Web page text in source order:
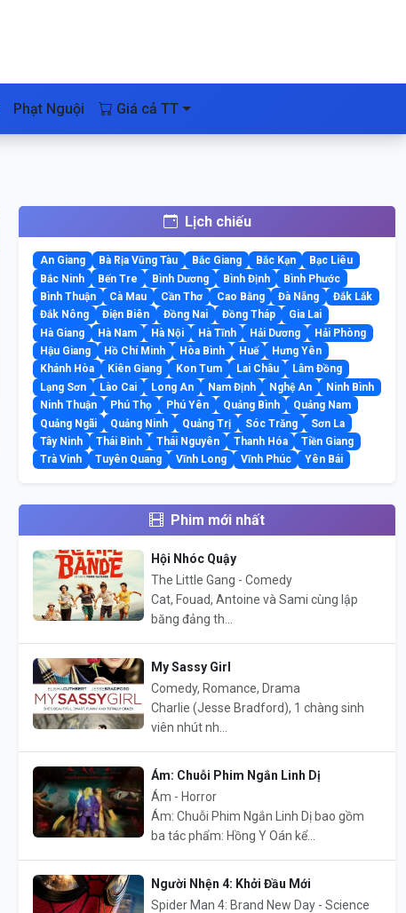
Phạt Nguội Giá cả TT
Lịch chiếu
An Giang Bà Rịa Vũng Tàu Bắc Giang Bắc Kạn
Bạc Liêu
Bắc Ninh
Bến Tre Bình Dương Bình Định
Bình Phước
Bình Thuận
Cà Mau Cần Thơ Cao Bằng Đà Nẵng
Đắk Lắk
Đắk Nông
Điện Biên Đồng Nai Đồng Tháp
Gia Lai
Hà Giang
Hà Nam Hà Nội Hà Tĩnh Hải Dương
Hải Phòng
Hậu Giang
Hồ Chí Minh Hòa Bình Huế
Hưng Yên
Khánh Hòa
Kiên Giang Kon Tum Lai Châu
Lâm Đồng
Lạng Sơn
Lào Cai Long An Nam Định Nghệ An
Ninh Bình
Ninh Thuận
Phú Thọ Phú Yên Quảng Bình
Quảng Nam
Quảng Ngãi
Quảng Ninh Quảng Trị Sóc Trăng
Sơn La
Tây Ninh
Thái Bình Thái Nguyên Thanh Hóa
Tiền Giang
Trà Vinh
Tuyên Quang Vĩnh Long Vĩnh Phúc Yên Bái
Phim mới nhất
Hội Nhóc Quậy
The Little Gang - Comedy
Cat, Fouad, Antoine và Sami cùng lập
băng đảng th...
My Sassy Girl
Comedy, Romance, Drama
Charlie (Jesse Bradford), 1 chàng sinh
viên nhút nh...
Ám: Chuỗi Phim Ngắn Linh Dị
Ám - Horror
Ám: Chuỗi Phim Ngắn Linh Dị bao gồm
ba tác phẩm: Hồng Y Oán kể...
Người Nhện 4: Khởi Đầu Mới
Spider Man 4: Brand New Day - Science